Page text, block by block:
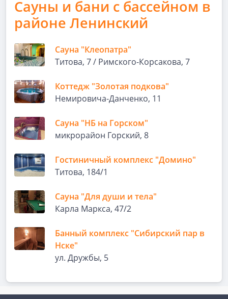
Сауны и бани с бассейном в
районе Ленинский
Сауна "Клеопатра"
Титова, 7 / Римского-Корсакова, 7
Коттедж "Золотая подкова"
Немировича-Данченко, 11
Сауна "НБ на Горском"
микрорайон Горский, 8
Гостиничный комплекс "Домино"
Титова, 184/1
Сауна "Для души и тела"
Карла Маркса, 47/2
Банный комплекс "Сибирский пар в
Нске"
ул. Дружбы, 5